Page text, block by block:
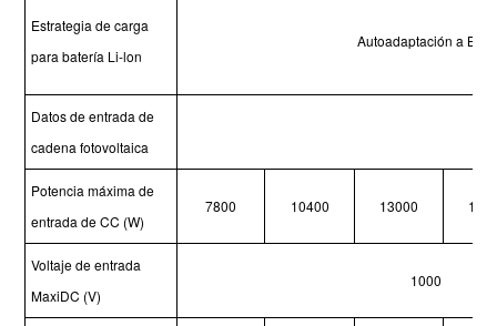
Estrategia de carga
para batería Li-lon
Autoadaptación a BMS
Datos de entrada de
cadena fotovoltaica
Potencia máxima de
entrada de CC (W)
7800 10400 13000
Voltaje de entrada
MaxiDC (V)
1000